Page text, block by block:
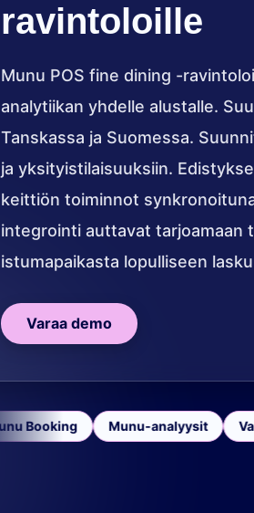
ravintoloille
Munu POS fine dining -
analytiikan yhdelle alustalle.
Tanskassa ja Suomessa.
ja yksityistilaisuuksiin.
keittiön toiminnot
integrointi auttavat tarjoamaan
istumapaikasta lopulliseen
Varaa demo
Booking Munu-analyysit